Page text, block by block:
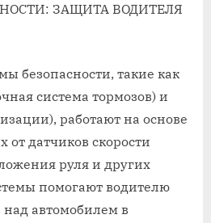
ЗАЩИТА ВОДИТЕЛЯ
безопасности, такие как
система тормозов) и
работают на основе
датчиков скорости
руля и других
помогают водителю
над автомобилем в